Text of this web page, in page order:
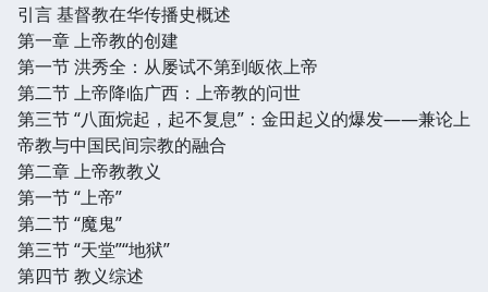
引言 基督教在华传播史概述
第一章 上帝教的创建
第一节 洪秀全：从屡试不第到皈依上帝
第二节 上帝降临广西：上帝教的问世
第三节 “八面烷起，起不复息”：金田起义的爆发——兼论上
帝教与中国民间宗教的融合
第二章 上帝教教义
第一节 “上帝”
第二节 “魔鬼”
第三节 “天堂”“地狱”
第四节 教义综述